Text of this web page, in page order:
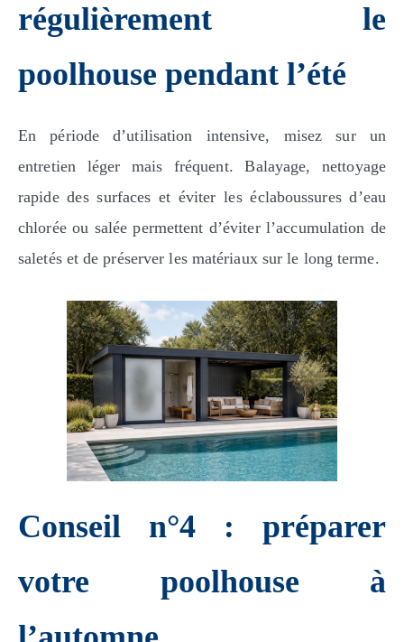
régulièrement le
poolhouse pendant l’été
En période d’utilisation intensive, misez sur un
entretien léger mais fréquent. Balayage, nettoyage
rapide des surfaces et éviter les éclaboussures d’eau
chlorée ou salée permettent d’éviter l’accumulation de
saletés et de préserver les matériaux sur le long terme.
Conseil n°4 : préparer
votre poolhouse à